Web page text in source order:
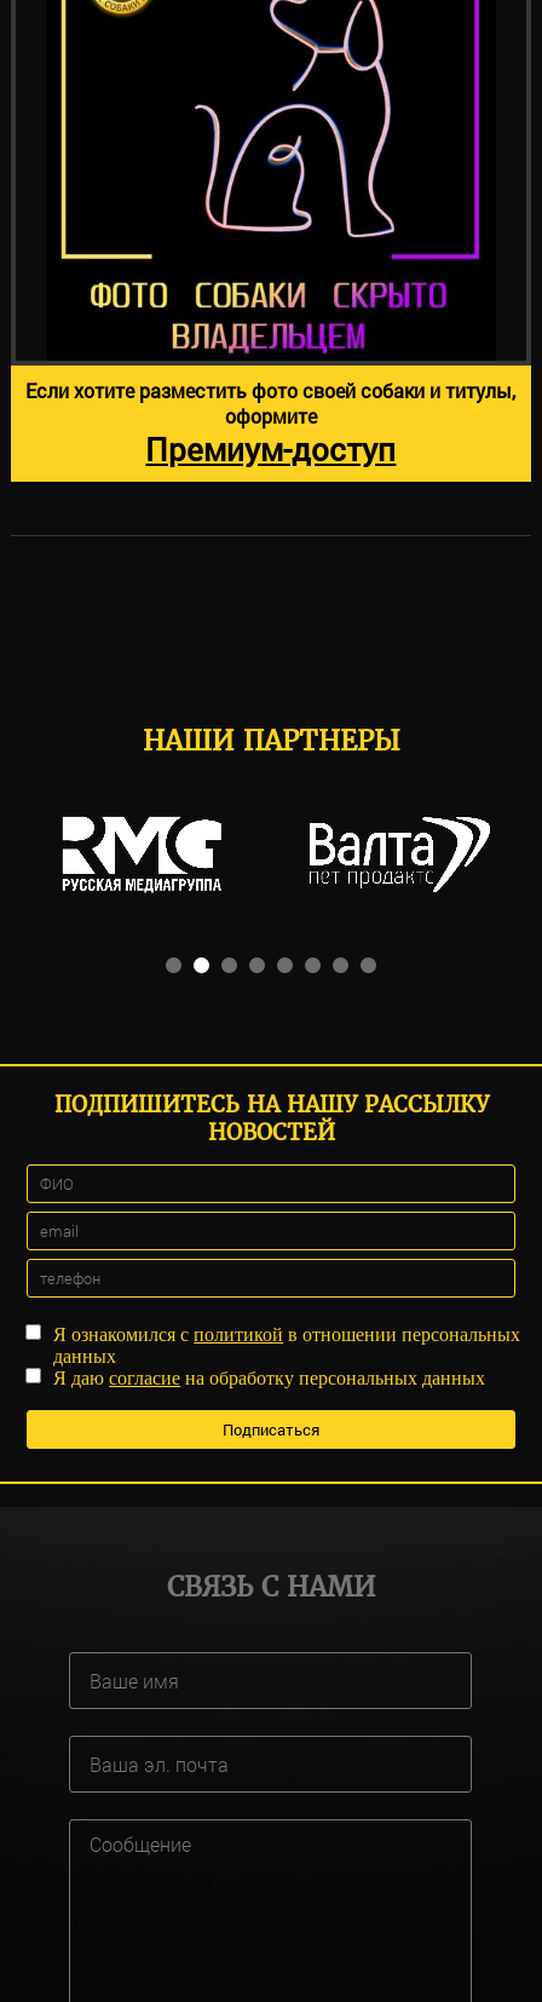
Если хотите разместить фото своей собаки и титулы,
оформите
Премиум-доступ
НАШИ ПАРТНЕРЫ
ПОДПИШИТЕСЬ НА НАШУ РАССЫЛКУ
НОВОСТЕЙ
Я ознакомился сполитикой в отношении персональных
данных
Я даюсогласие на обработку персональных данных
СВЯЗЬ С НАМИ